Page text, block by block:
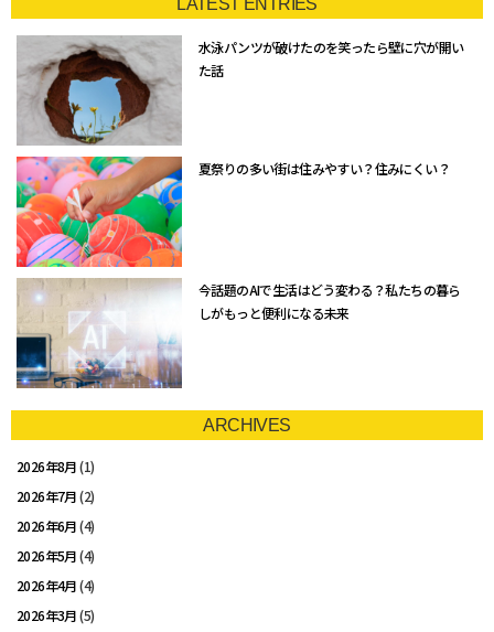
LATEST ENTRIES
水泳パンツが破けたのを笑ったら壁に穴が開い
た話
夏祭りの多い街は住みやすい？住みにくい？
今話題のAIで生活はどう変わる？私たちの暮ら
しがもっと便利になる未来
ARCHIVES
2026年8月(1)
2026年7月(2)
2026年6月(4)
2026年5月(4)
2026年4月(4)
2026年3月(5)